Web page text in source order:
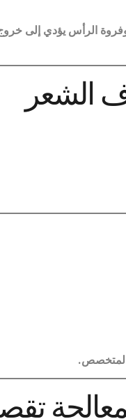
الرأس يؤدي إلى
الشعر
المتخصص.